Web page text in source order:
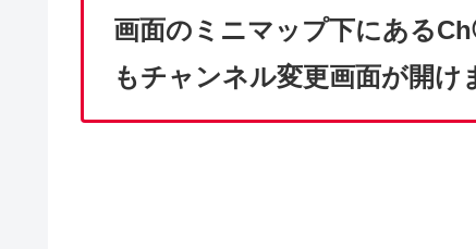
画面のミニマップ下にある
もチャンネル変更画面が開け